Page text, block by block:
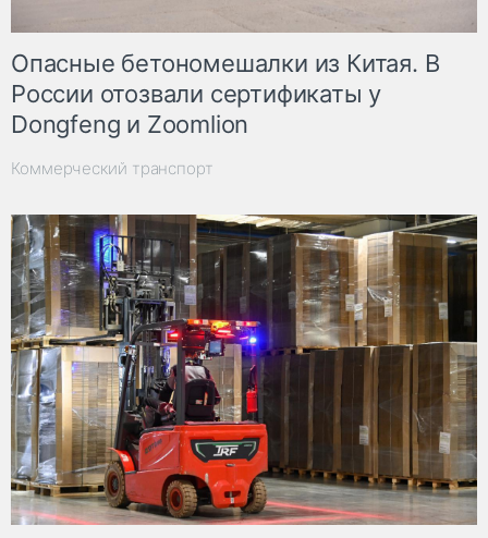
Опасные бетономешалки из Китая. В
России отозвали сертификаты у
Dongfeng и Zoomlion
Коммерческий транспорт